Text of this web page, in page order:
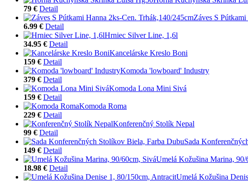
79 € Detail
Záves S
6.99 € Detail
Hrniec Silver Line, 1,6l
34.95 € Detail
Kancelárske Kreslo Boni
159 € Detail
Komoda 'lowboard' Industry
379 € Detail
Komoda Lona Mini Sivá
159 € Detail
Komoda Roma
229 € Detail
Konferenčný Stolík Nepal
99 € Detail
Sada
149 € Detail
Umelá Kožušina Marina, 90/
18.98 € Detail
Umelá Kožušina